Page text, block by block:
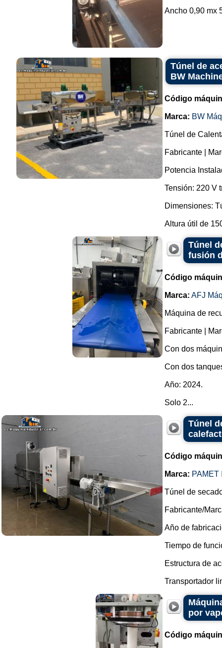
Ancho 0,90 mx
Túnel de
BW
Código
Marca: BW
Túnel de
Fabricante |
Potencia
Tensión: 220 V
Dimensiones:
Altura útil de
Túnel
fusión
Código
Marca: AFJ
Máquina de
Fabricante |
Con dos
Con dos
Año: 2024.
Solo 2...
Túnel
Código
Marca: PAMET
Túnel de
Fabricante/
Año de
Tiempo de
Estructura de
Transportador
por
Código